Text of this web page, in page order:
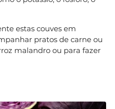
estas couves em
pratos de carne ou
malandro ou para fazer